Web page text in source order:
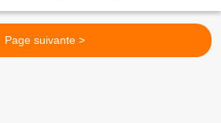
Page suivante >